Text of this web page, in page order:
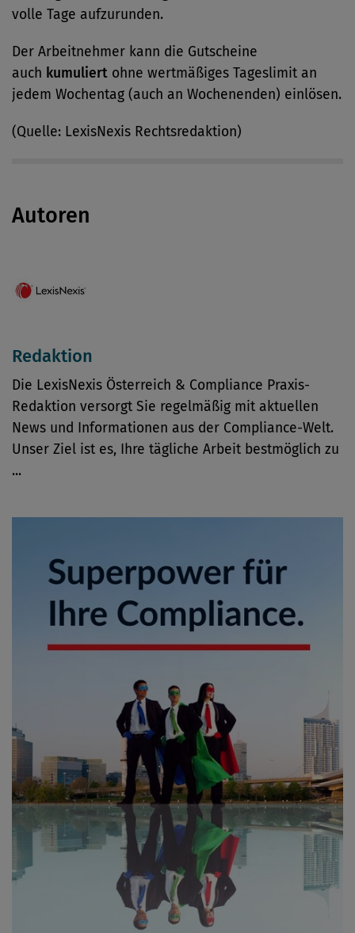
volle Tage aufzurunden.
Der Arbeitnehmer kann die Gutscheine
auch kumuliert ohne wertmäßiges Tageslimit an
jedem Wochentag (auch an Wochenenden) einlösen.
(Quelle: LexisNexis Rechtsredaktion)
Autoren
Redaktion
Die LexisNexis Österreich & Compliance Praxis-
Redaktion versorgt Sie regelmäßig mit aktuellen
News und Informationen aus der Compliance-Welt.
Unser Ziel ist es, Ihre tägliche Arbeit bestmöglich zu
...